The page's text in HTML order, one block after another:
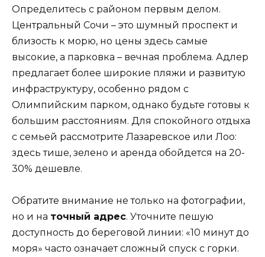
Определитесь с районом первым делом.
Центральный Сочи – это шумный проспект и
близость к морю, но цены здесь самые
высокие, а парковка – вечная проблема. Адлер
предлагает более широкие пляжи и развитую
инфраструктуру, особенно рядом с
Олимпийским парком, однако будьте готовы к
большим расстояниям. Для спокойного отдыха
с семьей рассмотрите Лазаревское или Лоо:
здесь тише, зелено и аренда обойдется на 20-
30% дешевле.
Обратите внимание не только на фотографии,
но и на точный адрес. Уточните пешую
доступность до береговой линии: «10 минут до
моря» часто означает сложный спуск с горки.